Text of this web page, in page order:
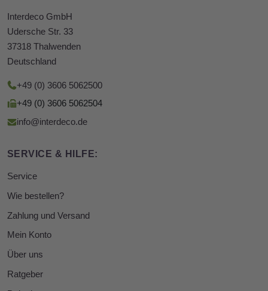
Interdeco GmbH
Udersche Str. 33
37318 Thalwenden
Deutschland
+49 (0) 3606 5062500
+49 (0) 3606 5062504
info@interdeco.de
SERVICE & HILFE:
Service
Wie bestellen?
Zahlung und Versand
Mein Konto
Über uns
Ratgeber